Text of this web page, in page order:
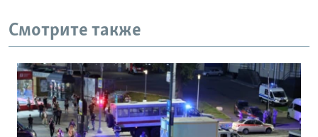
Смотрите также